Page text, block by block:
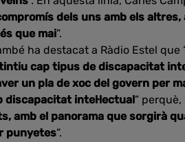
dels uns amb els altres,
que mai”.
ha destacat a Ràdio Estel que
cap tipus de discapacitat
un pla de xoc del govern per
discapacitat intel·lectual”
amb el panorama que sorgirà
punyetes”.